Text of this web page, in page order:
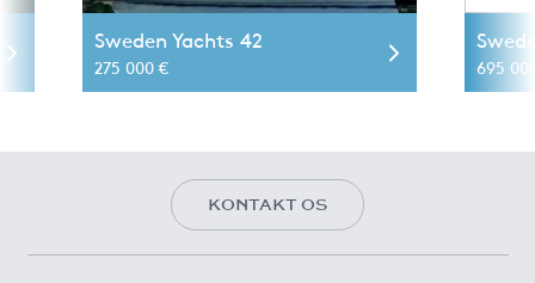
Sweden Yachts 42
275 000 € 695
KONTAKT OS